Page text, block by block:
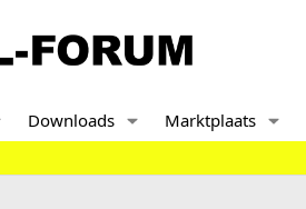
Downloads Marktplaats